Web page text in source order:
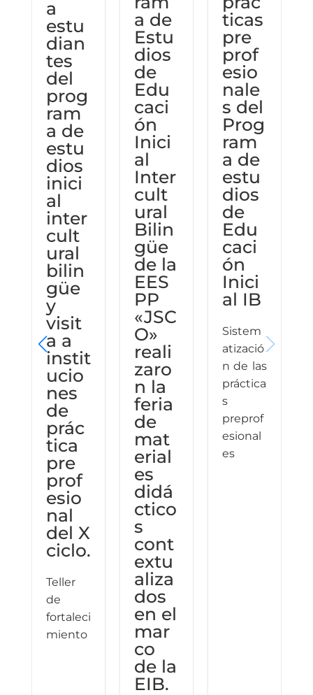
a
estu
dian
tes
del
prog
ram
a de
estu
dios
inici
al
inter
cult
ural
bilin
güe
y
visit
a a
instit
ucio
nes
de
prác
tica
pre
prof
esio
nal
del X
ciclo.
Teller
de
fortaleci
miento
a de
Estu
dios
de
Edu
caci
ón
Inici
al
Inter
cult
ural
Bilin
güe
de la
EES
PP
«JSC
O»
reali
zaro
n la
feria
de
mat
erial
es
didá
ctico
s
cont
extu
aliza
dos
en el
mar
co
de la
EIB.
ticas
pre
prof
esio
nale
s del
Prog
ram
a de
estu
dios
de
Edu
caci
ón
Inici
al IB
Sistem
atizació
n de las
práctica
s
preprof
esional
es